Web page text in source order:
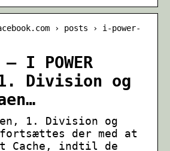
› posts › i-power-
I POWER
Division og
1. Division og
der med at
Cache, indtil de